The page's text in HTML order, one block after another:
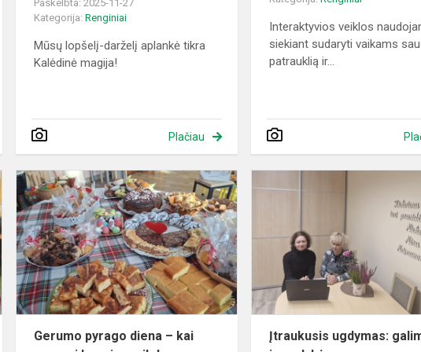
Paskelbta: 2025-11-27
Kategorija:Renginiai
Mūsų lopšelį-darželį aplankė tikra
Kalėdinė magija!
Plačiau
Interaktyvios veiklos
siekiant sudaryti vaikams
patrauklią ir...
Tarpinstitucinis
bendradarbiavimas
„Nuotykių
diena:
priešm...
Gerumo
pyrago
diena
–
kai
pyragai
kvepia
meile!
Gerumo pyrago diena – kai
Įtraukusis ugdymas: